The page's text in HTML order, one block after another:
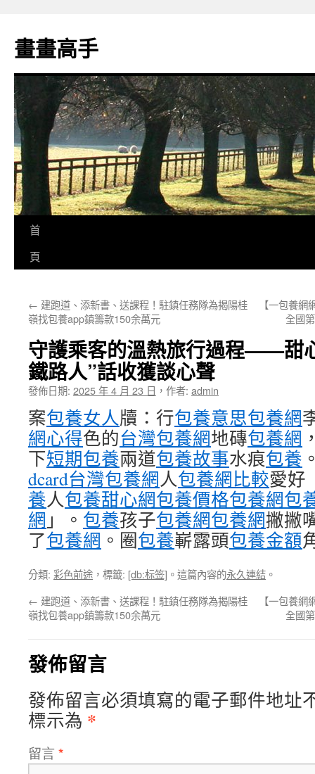
主
要
畫畫高手
首
頁
← 建跑道、添新書、送課程！駐鎮任務隊為揭陽桂
嶺找包養app鎮籌款150余萬元
【一包養
全國
守護乘客的溫熱旅行過程——甜
鐵路人”話收獲談心聲
發佈日期: 2025 年 4 月 23 日 ， 作者: admin
案包養女人牘：行包養意思包養網
網心得色的台灣包養網地磚包養網
下短期包養兩道包養故事水痕包養
dcard台灣包養網人包養網比較愛好
養人包養甜心網包養價格包養網包
網 」。 包養孩子包養網包養網撇撇
了包養網 。圈包養嶄露頭包養金額
分類: 彩色前途 ，標籤: [db:标签] 。這篇內容的永久連結 。
← 建跑道、添新書、送課程！駐鎮任務隊為揭陽桂
嶺找包養app鎮籌款150余萬元
【一包養
全國
發佈留言
發佈留言必須填寫的電子郵件地址
標示為 *
留言 *